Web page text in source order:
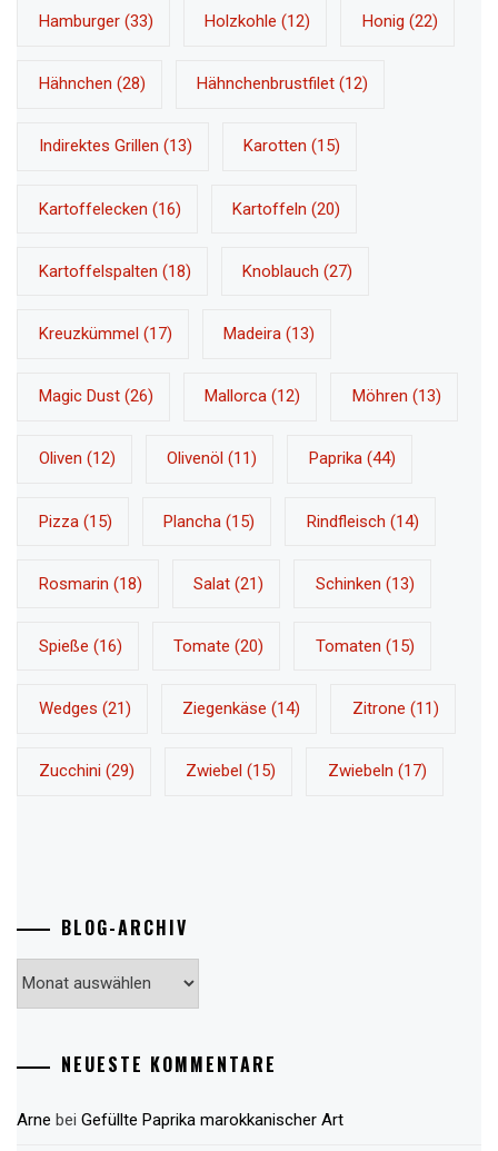
Hamburger(33) Holzkohle (12) Honig (22)
Hähnchen (28) Hähnchenbrustfilet (12)
Indirektes Grillen (13) Karotten (15)
Kartoffelecken (16) Kartoffeln (20)
Kartoffelspalten (18) Knoblauch (27)
Kreuzkümmel (17) Madeira (13)
Magic Dust(26) Mallorca (12) Möhren (13)
Oliven (12) Olivenöl (11) Paprika(44)
Pizza(15) Plancha (15) Rindfleisch (14)
Rosmarin (18) Salat (21) Schinken (13)
Spieße (16) Tomate (20) Tomaten (15)
Wedges (21) Ziegenkäse (14) Zitrone (11)
Zucchini (29) Zwiebel (15) Zwiebeln (17)
BLOG-ARCHIV
NEUESTE KOMMENTARE
Arne bei Gefüllte Paprika marokkanischer Art